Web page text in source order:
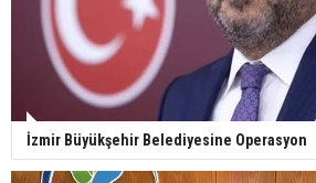
İzmir Büyükşehir Belediyesine Operasyon